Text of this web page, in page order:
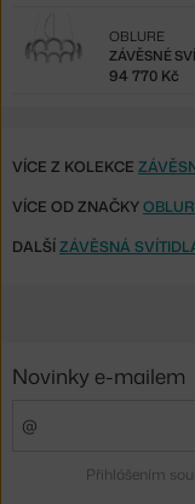
ZÁVĚSNÉ
OBLURE
94 770 Kč
VÍCE Z KOLEKCE
VÍCE OD ZNAČKY
DALŠÍZÁVĚSNÁ
Novinky e-mailem
Přihlášením